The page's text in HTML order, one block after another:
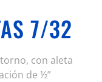
7/32
con aleta
de ½”